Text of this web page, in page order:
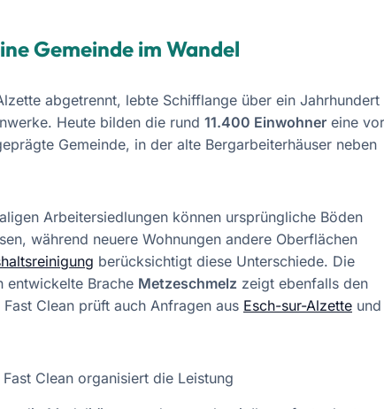
Gemeinde im Wandel
abgetrennt, lebte Schifflange über ein Jahrhundert
Heute bilden die rund 11.400 Einwohner eine vor
Gemeinde, in der alte Bergarbeiterhäuser neben
Arbeitersiedlungen können ursprüngliche Böden
während neuere Wohnungen andere Oberflächen
berücksichtigt diese Unterschiede. Die
entwickelte Brache Metzeschmelz zeigt ebenfalls den
Clean prüft auch Anfragen aus Esch-sur-Alzette und
Fast Clean organisiert die Leistung